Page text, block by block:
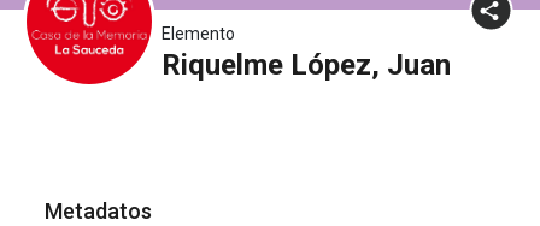
Elemento
Riquelme López, Juan
Metadatos